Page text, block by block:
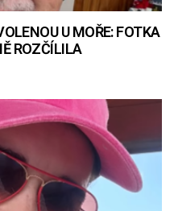
U MOŘE: FOTKA
ROZČÍLILA